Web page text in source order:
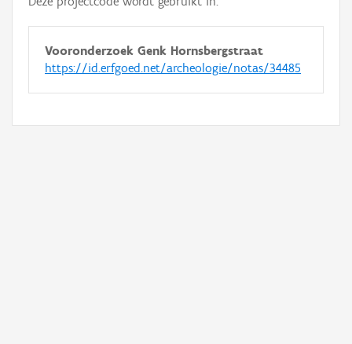
Vooronderzoek Genk Hornsbergstraat
https://id.erfgoed.net/archeologie/notas/34485